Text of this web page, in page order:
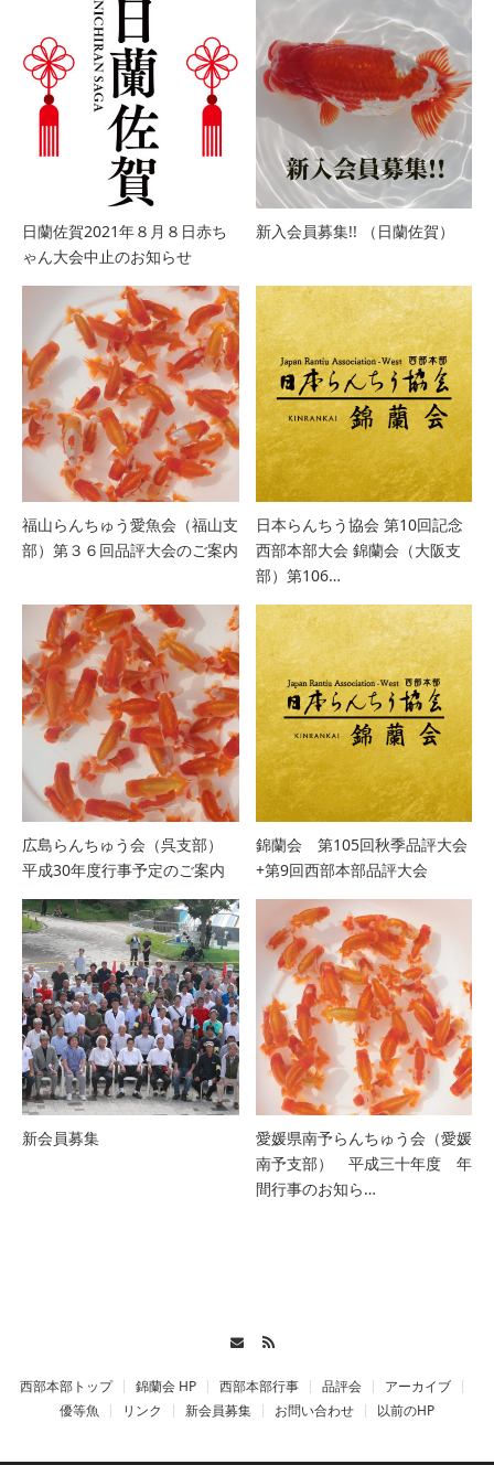
日蘭佐賀2021年８月８日赤ち
ゃん大会中止のお知らせ
新入会員募集!! （日蘭佐賀）
福山らんちゅう愛魚会（福山支
部）第３６回品評大会のご案内
日本らんちう協会 第10回記念
西部本部大会 錦蘭会（大阪支
部）第106…
広島らんちゅう会（呉支部）
平成30年度行事予定のご案内
錦蘭会 第105回秋季品評大会
+第9回西部本部品評大会
新会員募集
愛媛県南予らんちゅう会（愛媛
南予支部） 平成三十年度 年
間行事のお知ら…
西部本部トップ 錦蘭会 HP 西部本部行事 品評会
アーカイブ
優等魚
リンク 新会員募集 お問い合わせ 以前のHP